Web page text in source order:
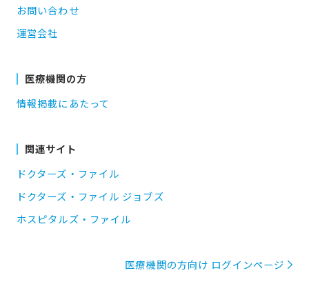
お問い合わせ
運営会社
医療機関の方
情報掲載にあたって
関連サイト
ドクターズ・ファイル
ドクターズ・ファイル ジョブズ
ホスピタルズ・ファイル
医療機関の方向け ログインページ